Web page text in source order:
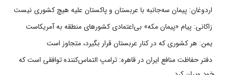
اردوغان: پیمان سه‌جانبه با عربستان و پاکستان علیه هیچ کشوری نیست
زاکانی: پیام «پیمان مکه» بی‌اعتمادی کشورهای منطقه به آمریکاست
یمن: هر کشوری که در کنار عربستان قرار بگیرد، متجاوز است
دفتر حفاظت منافع ایران در قاهره: ترامپ التماس‌کننده توافقی است که